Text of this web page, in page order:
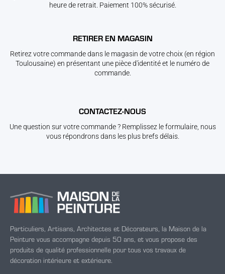
heure de retrait. Paiement 100% sécurisé.
RETIRER EN MAGASIN
Retirez votre commande dans le magasin de votre choix (en région
Toulousaine) en présentant une pièce d'identité et le numéro de
commande.
CONTACTEZ-NOUS
Une question sur votre commande ? Remplissez le formulaire, nous
vous répondrons dans les plus brefs délais.
Particuliers, Artisans, Architectes et Décorateurs, la Maison de la
Peinture vous accompagne depuis 50 ans, et vous propose des
produits de qualité professionnelle pour tous vos travaux de
décoration intérieure et extérieure.